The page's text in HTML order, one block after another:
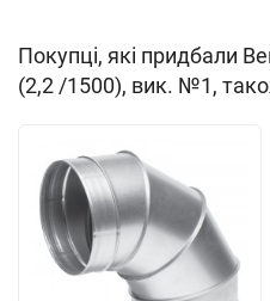
повітряні суміші.
радіальний
низького тиску
одностороннє всмоктування
Покупці, які придбали
(2,2 /1500), вик. №1,